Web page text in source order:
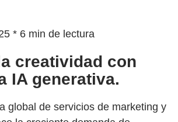
* 6 min de lectura
creatividad con
IA generativa.
global de servicios de marketing y